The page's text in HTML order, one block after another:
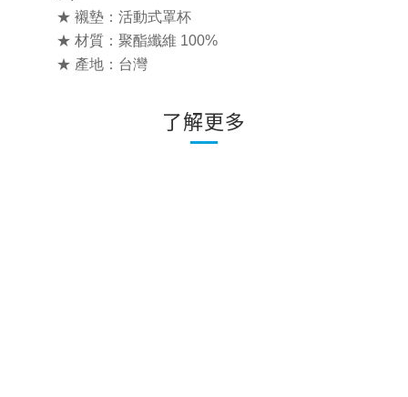
★ 襯墊：活動式罩杯
★ 材質：聚酯纖維 100%
★ 產地：台灣
了解更多